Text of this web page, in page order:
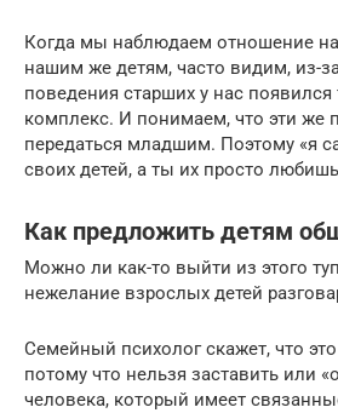
Когда мы наблюдаем отношение
нашим же детям, часто видим, из-
поведения старших у нас
комплекс. И понимаем, что эти же
передаться младшим. Поэтому «я
своих детей, а ты их просто
Как предложить детям
Можно ли как-то выйти из этого
нежелание взрослых детей
Семейный психолог скажет, что
потому что нельзя заставить или
человека, который имеет